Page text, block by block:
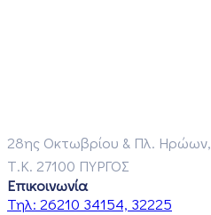
28ης Οκτωβρίου & Πλ. Ηρώων,
Τ.Κ. 27100 ΠΥΡΓΟΣ
Επικοινωνία
Τηλ: 26210 34154, 32225